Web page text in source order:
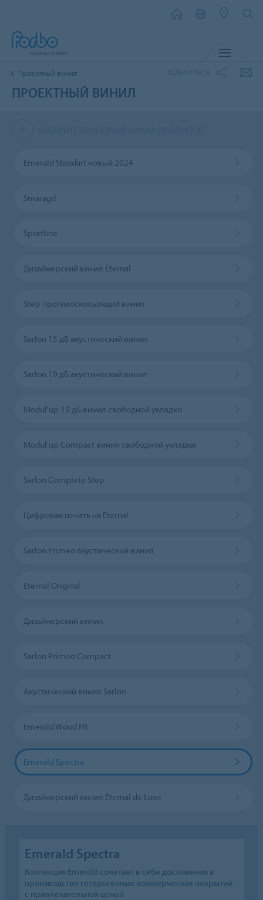
Проектный винил
ПРОЕКТНЫЙ ВИНИЛ
Emerald Standart новый 2024
Smaragd
Sportline
Дизайнерский винил Eternal
Step противоскользящий винил
Sarlon 15 дБ акустический винил
Sarlon 19 дБ акустический винил
Modul'up 19 дБ винил свободной укладки
Modul'up Compact винил свободной укладки
Sarlon Complete Step
Цифровая печать на Eternal
Sarlon Primeo акустический винил
Eternal Original
Дизайнерский винил
Sarlon Primeo Compact
Акустический винил Sarlon
Emerald Wood FR
Emerald Spectra
Дизайнерский винил Eternal de Luxe
Emerald Spectra
Коллекция Emerald сочетает в себе достижения в
производстве гетерогенных коммерческих покрытий
с привлекательной ценой